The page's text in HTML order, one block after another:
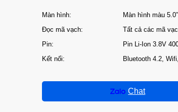
Màn hình:
Màn hình màu
Đọc mã vạch:
Tất cả các mã
Pin:
Pin Li-Ion 3.8V
Kết nối:
Bluetooth 4.2,
Chat